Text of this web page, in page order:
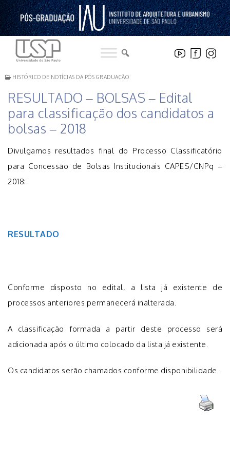
Pular
para
o
conteúdo
HISTÓRICO DE NOTÍCIAS DA PÓS GRADUAÇÃO
RESULTADO – BOLSAS – Edital
para classificação dos candidatos a
bolsas – 2018
Divulgamos resultados final do Processo Classificatório
para Concessão de Bolsas Institucionais CAPES/CNPq –
2018:
RESULTADO
Conforme disposto no edital, a lista já existente de
processos anteriores permanecerá inalterada.
A classificação formada a partir deste processo será
adicionada após o último colocado da lista já existente.
Os candidatos serão chamados conforme disponibilidade.